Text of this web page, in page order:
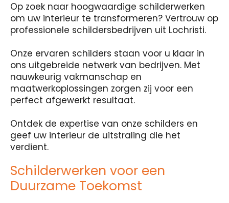
Op zoek naar hoogwaardige schilderwerken
om uw interieur te transformeren? Vertrouw op
professionele schildersbedrijven uit Lochristi.
Onze ervaren schilders staan voor u klaar in
ons uitgebreide netwerk van bedrijven. Met
nauwkeurig vakmanschap en
maatwerkoplossingen zorgen zij voor een
perfect afgewerkt resultaat.
Ontdek de expertise van onze schilders en
geef uw interieur de uitstraling die het
verdient.
Schilderwerken voor een
Duurzame Toekomst